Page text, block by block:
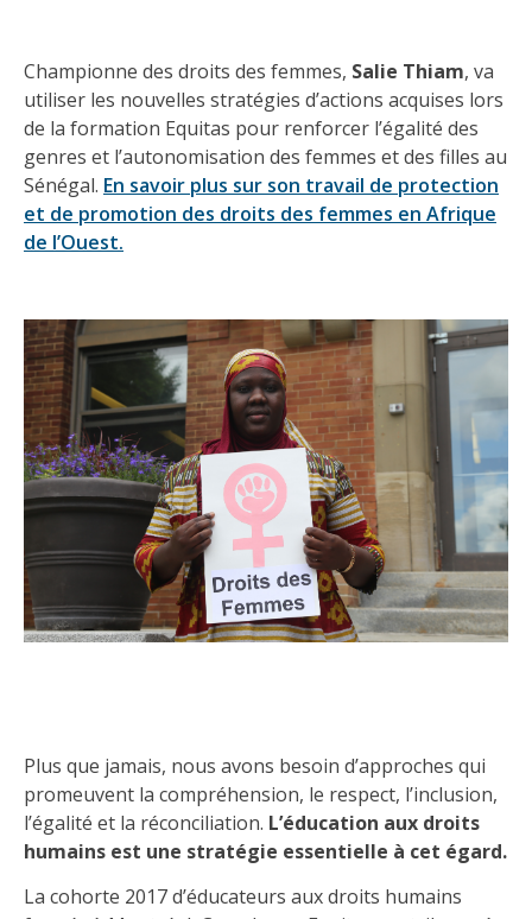
Championne des droits des femmes, Salie Thiam, va
utiliser les nouvelles stratégies d’actions acquises lors
de la formation Equitas pour renforcer l’égalité des
genres et l’autonomisation des femmes et des filles au
Sénégal. En savoir plus sur son travail de protection
et de promotion des droits des femmes en Afrique
de l’Ouest.
Plus que jamais, nous avons besoin d’approches qui
promeuvent la compréhension, le respect, l’inclusion,
l’égalité et la réconciliation. L’éducation aux droits
humains est une stratégie essentielle à cet égard.
La cohorte 2017 d’éducateurs aux droits humains